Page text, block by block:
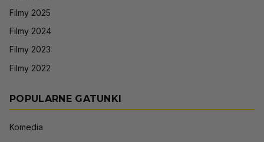
Filmy 2025
Filmy 2024
Filmy 2023
Filmy 2022
POPULARNE GATUNKI
Komedia